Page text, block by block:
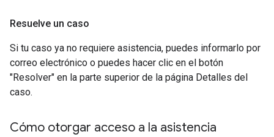
Resuelve un caso
Si tu caso ya no requiere asistencia, puedes informarlo por
correo electrónico o puedes hacer clic en el botón
"Resolver" en la parte superior de la página Detalles del
caso.
Cómo otorgar acceso a la asistencia